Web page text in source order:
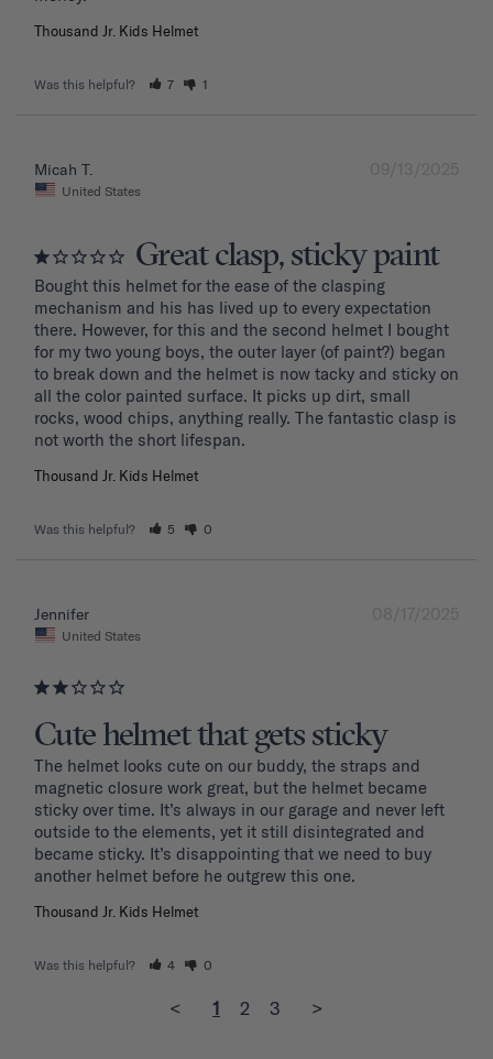
Thousand Jr. Kids Helmet
Was this helpful? 7 1
09/13/2025
Micah T.
United States
Great clasp, sticky paint
Bought this helmet for the ease of the clasping
mechanism and his has lived up to every expectation
there. However, for this and the second helmet I bought
for my two young boys, the outer layer (of paint?) began
to break down and the helmet is now tacky and sticky on
all the color painted surface. It picks up dirt, small
rocks, wood chips, anything really. The fantastic clasp is
Thousand Jr. Kids Helmet
Was this helpful? 5 0
08/17/2025
Jennifer
United States
Cute helmet that gets sticky
The helmet looks cute on our buddy, the straps and
magnetic closure work great, but the helmet became
sticky over time. It’s always in our garage and never left
outside to the elements, yet it still disintegrated and
became sticky. It’s disappointing that we need to buy
another helmet before he outgrew this one.
Thousand Jr. Kids Helmet
Was this helpful? 4 0
< 1 2 3 >